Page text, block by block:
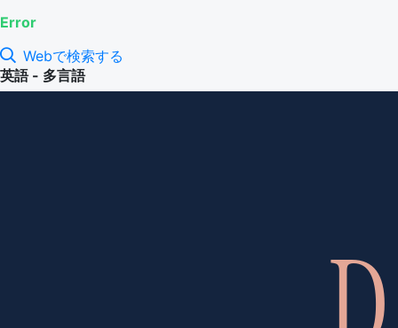
Error
Webで検索する
英語 - 多言語